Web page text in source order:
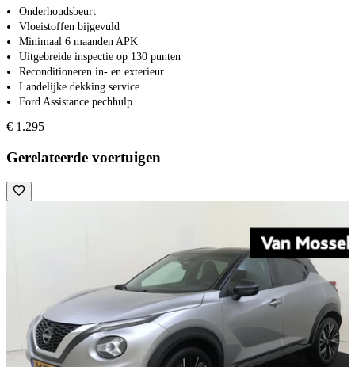
Onderhoudsbeurt
Vloeistoffen bijgevuld
Minimaal 6 maanden APK
Uitgebreide inspectie op 130 punten
Reconditioneren in- en exterieur
Landelijke dekking service
Ford Assistance pechhulp
€ 1.295
Gerelateerde voertuigen